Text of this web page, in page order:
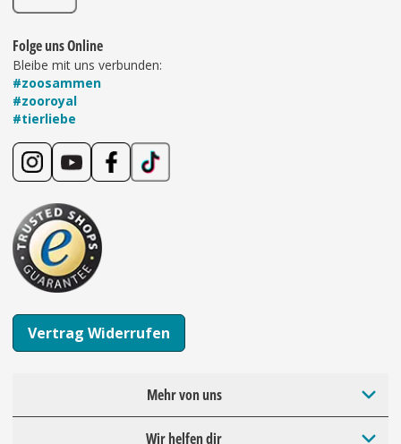
Folge uns Online
Bleibe mit uns verbunden:
#zoosammen
#zooroyal
#tierliebe
Vertrag Widerrufen
Mehr von uns
Wir helfen dir